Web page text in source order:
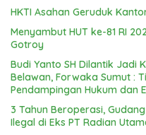
HKTI Asahan Geruduk
Menyambut HUT ke-81 RI
Gotroy
Budi Yanto SH Dilantik Jadi
Belawan, Forwaka Sumut :
Pendampingan Hukum dan
3 Tahun Beroperasi,
Ilegal di Eks PT Radian